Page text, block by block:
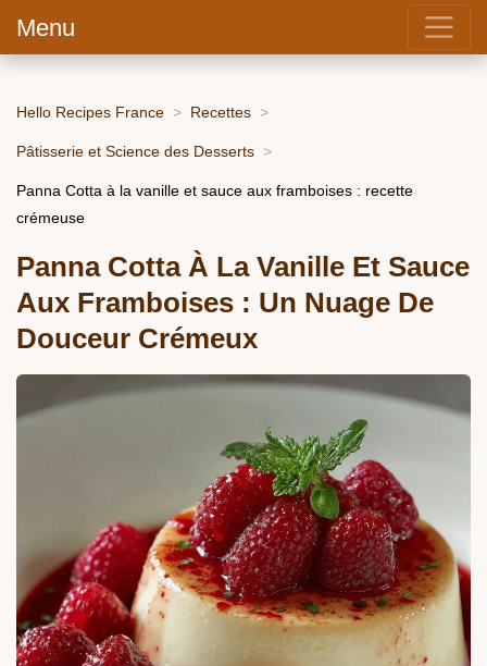
Menu
Hello Recipes France Recettes
Pâtisserie et Science des Desserts
Panna Cotta à la vanille et sauce aux framboises : recette
crémeuse
Panna Cotta À La Vanille Et Sauce
Aux Framboises : Un Nuage De
Douceur Crémeux